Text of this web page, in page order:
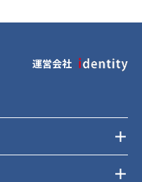
運営会社